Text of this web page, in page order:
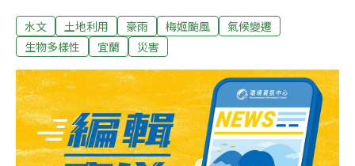
整治後20多年來，宜蘭縣最嚴重的水患。宜蘭縣蘇澳地區
昨日大雨，天空有如水庫洩洪，連續4個小時下了558毫
潮，河水難以宣洩，造成慘重災情。水利署副署長吳約西
指出，台灣一年的總平均雨量為2千毫米，但蘇澳昨天一
天就下了939毫米，直逼全台半年雨量的平均值，比颱風
直撲時還大。宜蘭市及宜蘭縣冬山鄉、蘇澳鎮、五結鄉、
三星鄉、壯圍鄉、大同鄉、羅東鎮、南澳鄉等九個鄉鎮市
水文 土地利用 豪雨 梅姬颱風
氣候變遷
生物多樣性
宜蘭 災害